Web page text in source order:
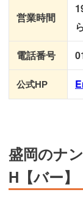
営業時間
電話番号
公式HP
盛岡のナ
H【バー】